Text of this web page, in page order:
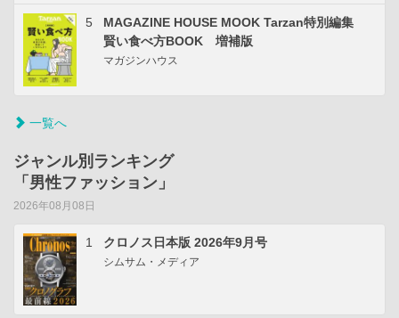
5
MAGAZINE HOUSE MOOK Tarzan特別編集
賢い食べ方BOOK 増補版
マガジンハウス
一覧へ
ジャンル別ランキング
「男性ファッション」
2026年08月08日
1 クロノス日本版 2026年9月号
シムサム・メディア